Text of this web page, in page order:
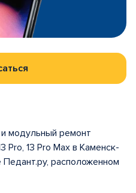
модульный ремонт
Pro, 13 Pro Max в Каменск-
расположенном